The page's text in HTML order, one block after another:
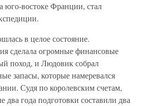
юго-востоке Франции, стал
в целое состояние.
сделала огромные финансовые
поход, и Людовик собрал
запасы, которые намеревался
Судя по королевским счетам,
два года подготовки составили два